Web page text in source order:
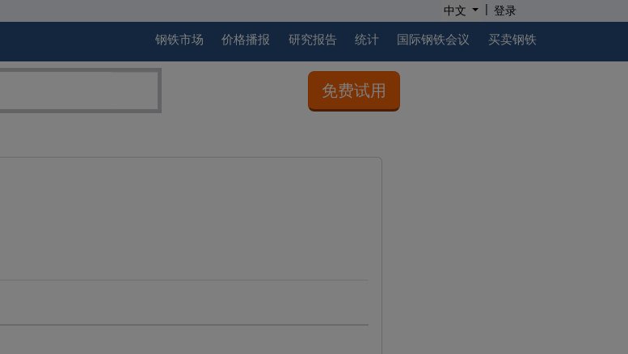
中文 | 登录
钢铁市场 价格播报 研究报告 统计 国际钢铁会议 买卖钢铁
免费试用